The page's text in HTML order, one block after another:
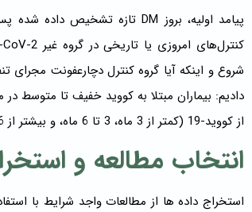
شروع و اینکه آیا گروه کنترل دچارعفونت مجرای
دادیم: بیماران مبتلا به کووید خفیف تا متوسط
از کووید-19 (کمتر از 3 ماه، 3 تا 6 ماه، و بیشتر از 6 ماه) .
انتخاب مطالعه و